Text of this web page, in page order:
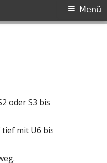
Menü
oder S3 bis
mit U6 bis